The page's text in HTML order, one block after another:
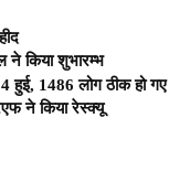
ने किया शुभारम्भ
हुई, 1486 लोग ठीक हो गए
ने किया रेस्क्यू